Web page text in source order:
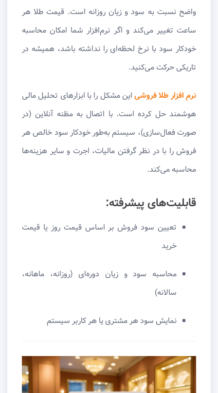
واضح نسبت به سود و زیان روزانه است. قیمت طلا هر
ساعت تغییر می‌کند و اگر نرم‌افزار شما امکان محاسبه
خودکار سود با نرخ لحظه‌ای را نداشته باشد، همیشه در
تاریکی حرکت می‌کنید.
نرم افزار طلا فروشیاین مشکل را با ابزارهای تحلیل مالی
هوشمند حل کرده است. با اتصال به مظنه آنلاین (در
صورت فعال‌سازی)، سیستم به‌طور خودکار سود خالص هر
فروش را با در نظر گرفتن مالیات، اجرت و سایر هزینه‌ها
محاسبه می‌کند.
قابلیت‌های پیشرفته:
تعیین سود فروش بر اساس قیمت روز یا قیمت
خرید
محاسبه سود و زیان دوره‌ای (روزانه، ماهانه،
سالانه)
نمایش سود هر مشتری یا هر کاربر سیستم